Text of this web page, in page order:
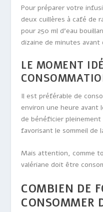
Pour préparer votre
deux cuillères à café de
pour 250 ml d’eau
dizaine de minutes
LE MOMENT
Il est préférable de
environ une heure avant
de bénéficier
favorisant le sommeil de
Mais attention, comme
valériane doit être
COMBIEN DE
CONSOMMER